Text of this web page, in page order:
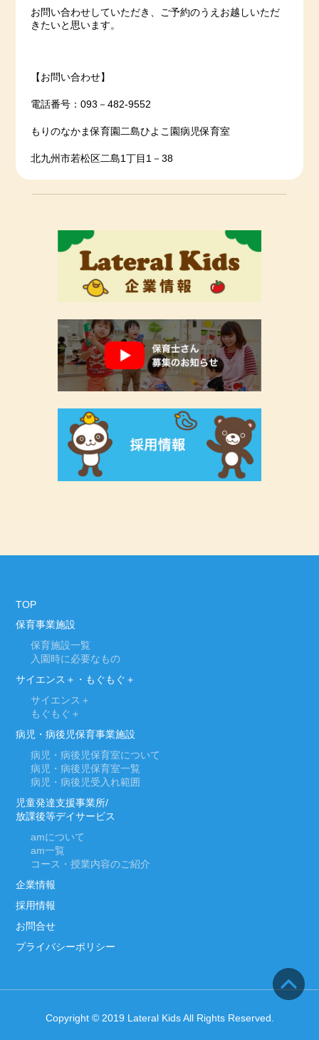
お問い合わせしていただき、ご予約のうえお越しいただ
きたいと思います。
【お問い合わせ】
電話番号：093－482-9552
もりのなかま保育園二島ひよこ園病児保育室
北九州市若松区二島1丁目1－38
TOP
保育事業施設
保育施設一覧
入園時に必要なもの
サイエンス＋・もぐもぐ＋
サイエンス＋
もぐもぐ＋
病児・病後児保育事業施設
病児・病後児保育室について
病児・病後児保育室一覧
病児・病後児受入れ範囲
児童発達支援事業所/
放課後等デイサービス
amについて
am一覧
コース・授業内容のご紹介
企業情報
採用情報
お問合せ
プライバシーポリシー
Copyright © 2019 Lateral Kids All Rights Reserved.